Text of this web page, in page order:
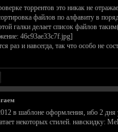
торрентов это никак не
файлов по алфавиту в
галки делает список файлов
раз и навсегда, так что особо не
в шаблоне оформления, ибо 2
некоторых стилей. навскидку: